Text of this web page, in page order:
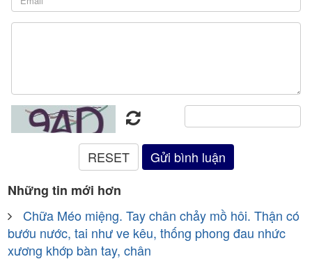
Những tin mới hơn
Chữa Méo miệng. Tay chân chảy mồ hôi. Thận có
bướu nước, tai như ve kêu, thống phong đau nhức
xương khớp bàn tay, chân